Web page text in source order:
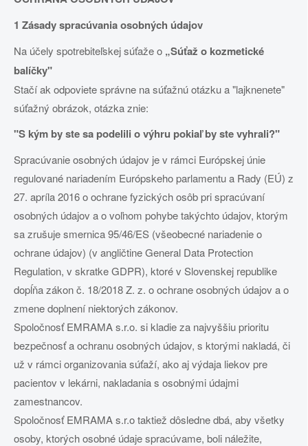
1 Zásady spracúvania osobných údajov
Na účely spotrebiteľskej súťaže o „Súťaž o kozmetické
balíčky"
Stačí ak odpoviete správne na súťažnú otázku a "lajknenete"
súťažný obrázok, otázka znie:
"S kým by ste sa podelili o výhru pokiaľ by ste vyhrali?"
Spracúvanie osobných údajov je v rámci Európskej únie
regulované nariadením Európskeho parlamentu a Rady (EÚ) z
27. apríla 2016 o ochrane fyzických osôb pri spracúvaní
osobných údajov a o voľnom pohybe takýchto údajov, ktorým
sa zrušuje smernica 95/46/ES (všeobecné nariadenie o
ochrane údajov) (v angličtine General Data Protection
Regulation, v skratke GDPR), ktoré v Slovenskej republike
dopĺňa zákon č. 18/2018 Z. z. o ochrane osobných údajov a o
zmene doplnení niektorých zákonov.
Spoločnosť EMRAMA s.r.o. si kladie za najvyššiu prioritu
bezpečnosť a ochranu osobných údajov, s ktorými nakladá, či
už v rámci organizovania súťaží, ako aj výdaja liekov pre
pacientov v lekárni, nakladania s osobnými údajmi
zamestnancov.
Spoločnosť EMRAMA s.r.o taktiež dôsledne dbá, aby všetky
osoby, ktorých osobné údaje spracúvame, boli náležite,